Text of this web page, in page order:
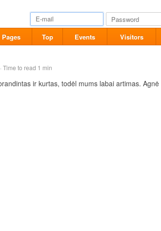
Pages Top Events Visitors
· Time to read 1 min
ir kurtas, todėl mums labai artimas.